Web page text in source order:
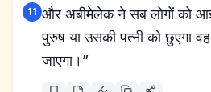
11 और अबीमेलेक ने सब लोगों को
पुरुष या उसकी पत्नी को छुएगा
जाएगा।”